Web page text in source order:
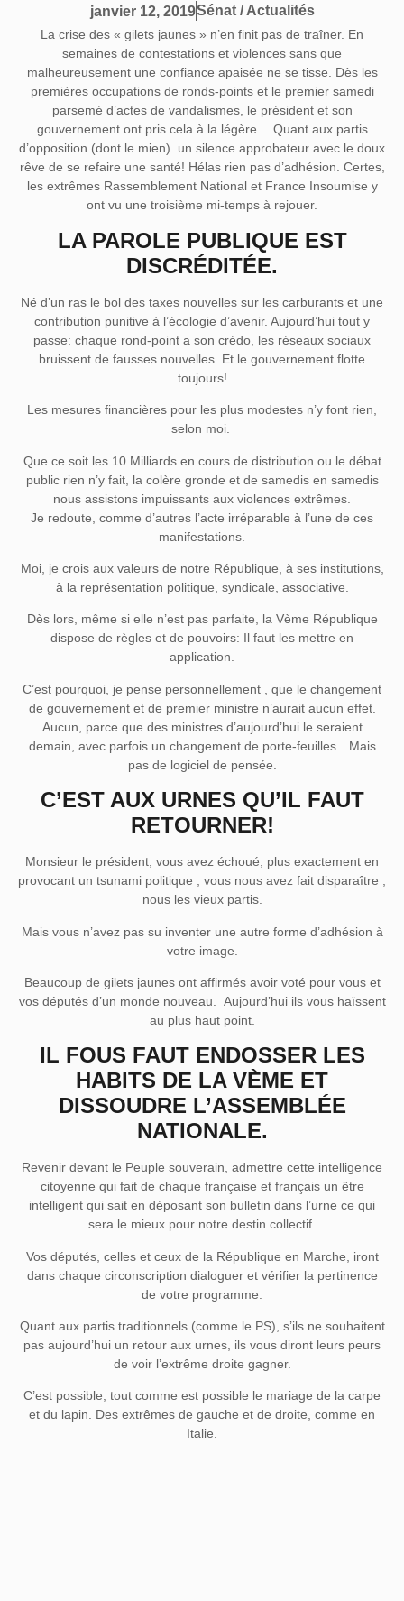
janvier 12, 2019Sénat / Actualités
La crise des « gilets jaunes » n’en finit pas de traîner. En
semaines de contestations et violences sans que
malheureusement une confiance apaisée ne se tisse. Dès les
premières occupations de ronds-points et le premier samedi
parsemé d’actes de vandalismes, le président et son
gouvernement ont pris cela à la légère… Quant aux partis
d’opposition (dont le mien) un silence approbateur avec le doux
rêve de se refaire une santé! Hélas rien pas d’adhésion. Certes,
les extrêmes Rassemblement National et France Insoumise y
ont vu une troisième mi-temps à rejouer.
LA PAROLE PUBLIQUE EST
DISCRÉDITÉE.
Né d’un ras le bol des taxes nouvelles sur les carburants et une
contribution punitive à l’écologie d’avenir. Aujourd’hui tout y
passe: chaque rond-point a son crédo, les réseaux sociaux
bruissent de fausses nouvelles. Et le gouvernement flotte
toujours!
Les mesures financières pour les plus modestes n’y font rien,
selon moi.
Que ce soit les 10 Milliards en cours de distribution ou le débat
public rien n’y fait, la colère gronde et de samedis en samedis
nous assistons impuissants aux violences extrêmes.
Je redoute, comme d’autres l’acte irréparable à l’une de ces
manifestations.
Moi, je crois aux valeurs de notre République, à ses institutions,
à la représentation politique, syndicale, associative.
Dès lors, même si elle n’est pas parfaite, la Vème République
dispose de règles et de pouvoirs: Il faut les mettre en
application.
C’est pourquoi, je pense personnellement , que le changement
de gouvernement et de premier ministre n’aurait aucun effet.
Aucun, parce que des ministres d’aujourd’hui le seraient
demain, avec parfois un changement de porte-feuilles…Mais
pas de logiciel de pensée.
C’EST AUX URNES QU’IL FAUT
RETOURNER!
Monsieur le président, vous avez échoué, plus exactement en
provocant un tsunami politique , vous nous avez fait disparaître ,
nous les vieux partis.
Mais vous n’avez pas su inventer une autre forme d’adhésion à
votre image.
Beaucoup de gilets jaunes ont affirmés avoir voté pour vous et
vos députés d’un monde nouveau. Aujourd’hui ils vous haïssent
au plus haut point.
IL FOUS FAUT ENDOSSER LES
HABITS DE LA VÈME ET
DISSOUDRE L’ASSEMBLÉE
NATIONALE.
Revenir devant le Peuple souverain, admettre cette intelligence
citoyenne qui fait de chaque française et français un être
intelligent qui sait en déposant son bulletin dans l’urne ce qui
sera le mieux pour notre destin collectif.
Vos députés, celles et ceux de la République en Marche, iront
dans chaque circonscription dialoguer et vérifier la pertinence
de votre programme.
Quant aux partis traditionnels (comme le PS), s’ils ne souhaitent
pas aujourd’hui un retour aux urnes, ils vous diront leurs peurs
de voir l’extrême droite gagner.
C’est possible, tout comme est possible le mariage de la carpe
et du lapin. Des extrêmes de gauche et de droite, comme en
Italie.